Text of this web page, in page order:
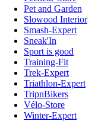
Pet and Garden
Slowood Interior
Smash-Expert
Sneak'In
Sport is good
Training-Fit
Trek-Expert
Triathlon-Expert
TripnBikers
Vélo-Store
Winter-Expert